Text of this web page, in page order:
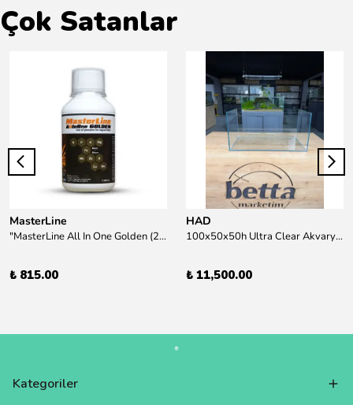
Çok Satanlar
MasterLine
"MasterLine All In One Golden (200 ml) Daha yüksek zorluk derecesine sahip bitkiler için Özel formül Tam Besin "
₺ 815.00
HAD
100x50x50h Ultra Clear Akvaryum 10mm 90derece Birleşim /Sadece Otobüs Kargosu ile Gönderim Yapılır !
₺ 11,500.00
Kategoriler